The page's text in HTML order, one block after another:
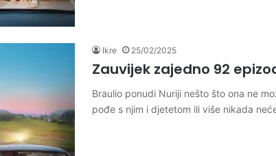
Ikre 25/02/2025
Zauvijek zajedno 92
Braulio ponudi Nuriji nešto što ona ne
pođe s njim i djetetom ili više nikada